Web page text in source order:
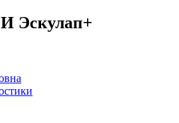
Эскулап+